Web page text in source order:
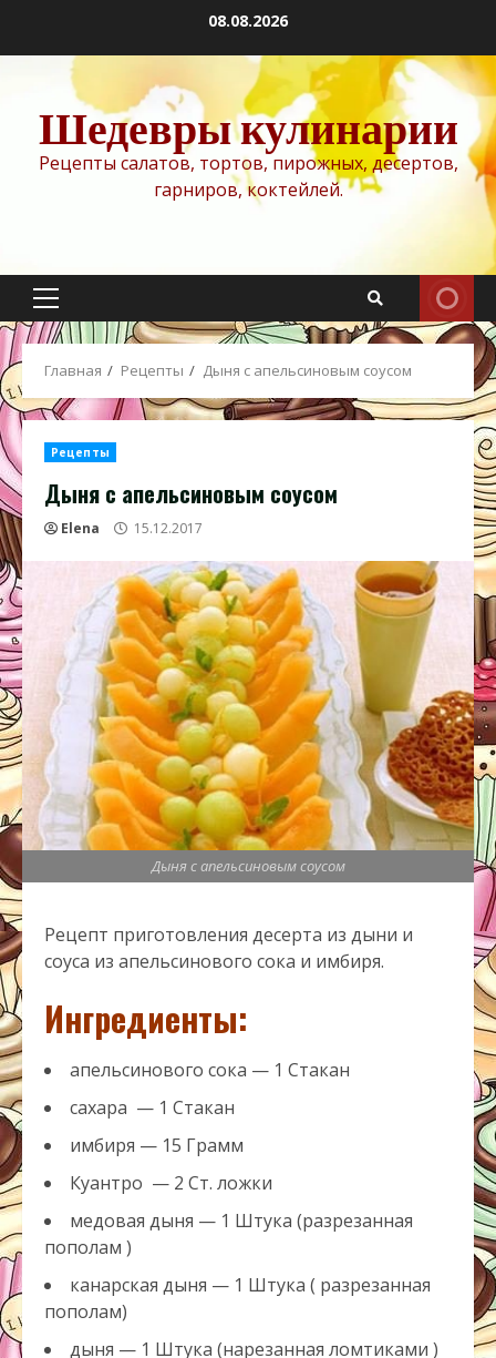
содержимому
08.08.2026
Шедевры кулинарии
Рецепты салатов, тортов, пирожных, десертов,
гарниров, коктейлей.
Основное
меню
Главная Рецепты Дыня с апельсиновым соусом
Рецепты
Дыня с апельсиновым соусом
Elena 15.12.2017
Дыня с апельсиновым соусом
Рецепт приготовления десерта из дыни и
соуса из апельсинового сока и имбиря.
Ингредиенты:
апельсинового сока — 1 Стакан
сахара — 1 Стакан
имбиря — 15 Грамм
Куантро — 2 Ст. ложки
медовая дыня — 1 Штука (разрезанная
пополам )
канарская дыня — 1 Штука ( разрезанная
пополам)
дыня — 1 Штука (нарезанная ломтиками )